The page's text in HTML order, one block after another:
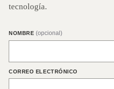
tecnología.
NOMBRE (opcional)
CORREO ELECTRÓNICO